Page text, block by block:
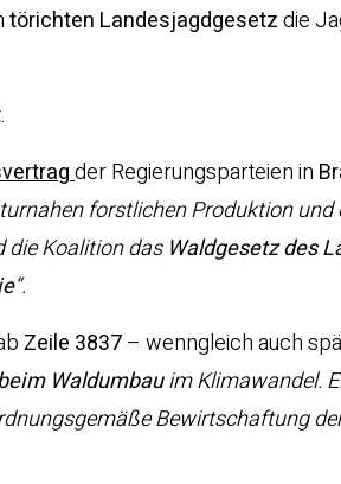
törichten Landesjagdgesetzdie
.
der Regierungsparteien in
forstlichen Produktion
die Koalition das Waldgesetz des
“.
Zeile 3837– wenngleich auch
Waldumbauim Klimawandel.
Bewirtschaftung